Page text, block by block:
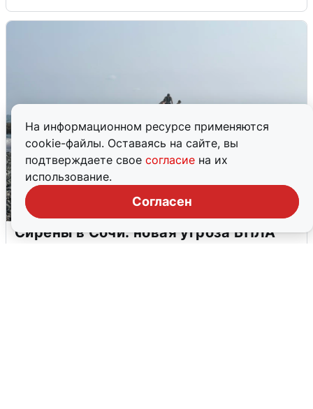
На информационном ресурсе применяются
cookie-файлы. Оставаясь на сайте, вы
подтверждаете свое согласие на их
использование.
Согласен
Сирены в Сочи: новая угроза БПЛА